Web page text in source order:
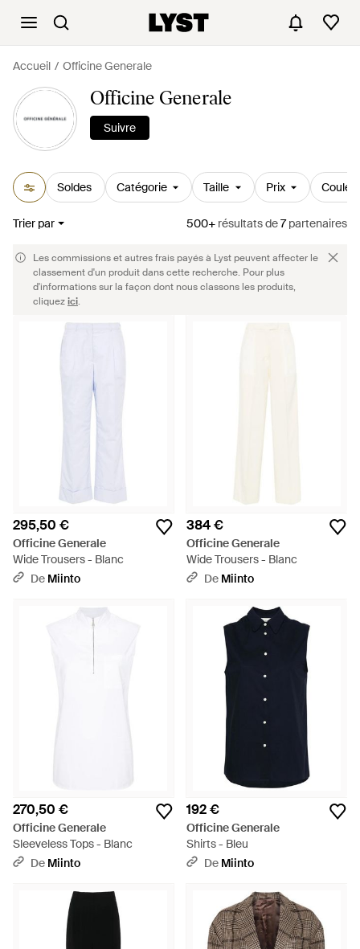
Accueil Officine Generale
Officine Generale
Suivre
Soldes Catégorie Taille Prix
Trier par 500+ résultatsde7partenaires
Les commissions et autres frais payés à Lyst peuvent affecter le
classement d'un produit dans cette recherche. Pour plus
d'informations sur la façon dont nous classons les produits,
cliquezici.
295,50 €
Officine Generale
Wide Trousers - Blanc
De Miinto
384 €
Officine Generale
Wide Trousers - Blanc
De Miinto
270,50 €
Officine Generale
Sleeveless Tops - Blanc
De Miinto
192 €
Officine Generale
Shirts - Bleu
De Miinto